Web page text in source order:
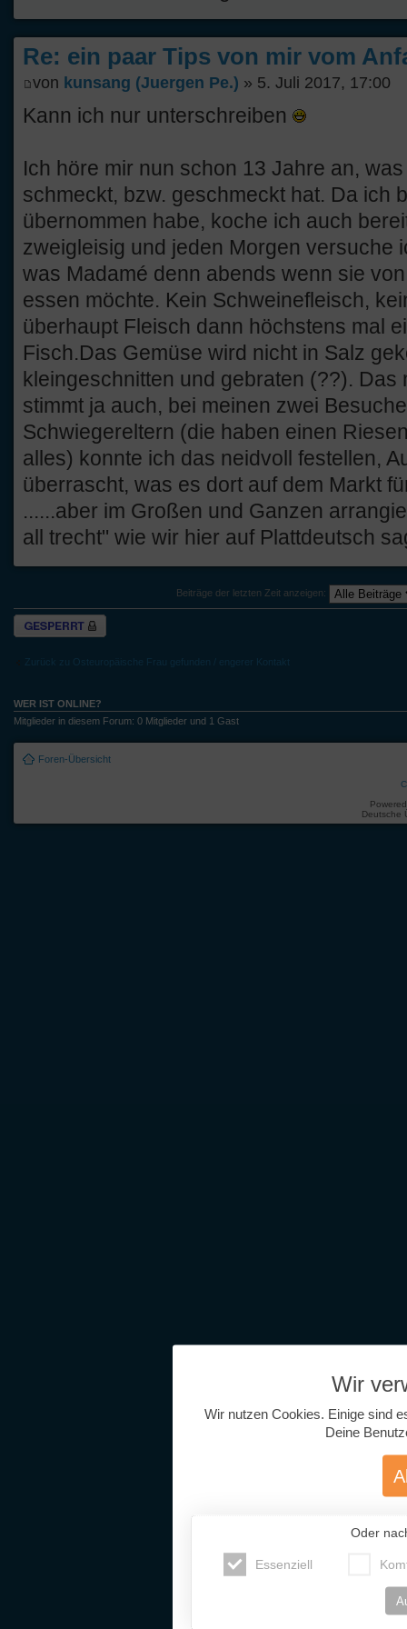
Re: ein paar Tips von mir vom
von kunsang (Juergen Pe.) » 5. Juli 2017, 17:00
Kann ich nur unterschreiben
Ich höre mir nun schon 13 Jahre an,
schmeckt, bzw. geschmeckt hat. Da ich
übernommen habe, koche ich auch
zweigleisig und jeden Morgen versuche
was Madamé denn abends wenn sie
essen möchte. Kein Schweinefleisch,
überhaupt Fleisch dann höchstens mal
Fisch.Das Gemüse wird nicht in Salz
kleingeschnitten und gebraten (??). Das
stimmt ja auch, bei meinen zwei
Schwiegereltern (die haben einen
alles) konnte ich das neidvoll festellen,
überrascht, was es dort auf dem Markt
......aber im Großen und Ganzen
all trecht" wie wir hier auf Plattdeutsch
Beiträge der letzten Zeit anzeigen:
Thema gesperrt
Zurück zu Osteuropäische Frau gefunden / engerer Kontakt
WER IST ONLINE?
Mitglieder in diesem Forum: 0 Mitglieder und 1 Gast
Foren-Übersicht
Deutsche
Wir
Wir nutzen Cookies. Einige sind
Deine
Oder
Essenziell